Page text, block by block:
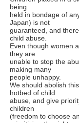
being
held in bondage of
Japan) is not
guaranteed, and
child abuse.
Even though women
they are
unable to stop the
making many
people unhappy.
We should abolish
hotbed of child
abuse, and give
children
(freedom to choose